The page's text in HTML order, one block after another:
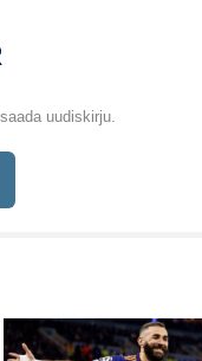
uudiskirju.